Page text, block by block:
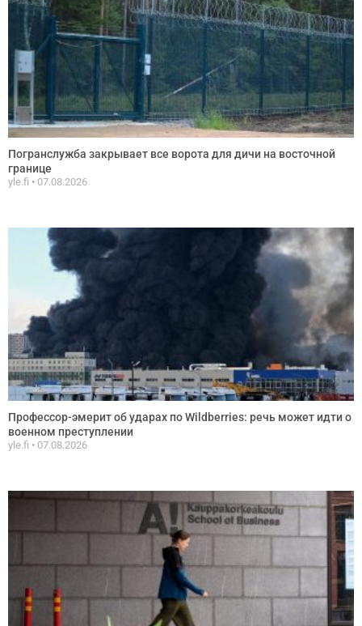
Погранслужба закрывает все ворота для дичи на восточной
границе
yle.fi 07.08.2026
Профессор-эмерит об ударах по Wildberries: речь может идти о
военном преступлении
yle.fi 07.08.2026